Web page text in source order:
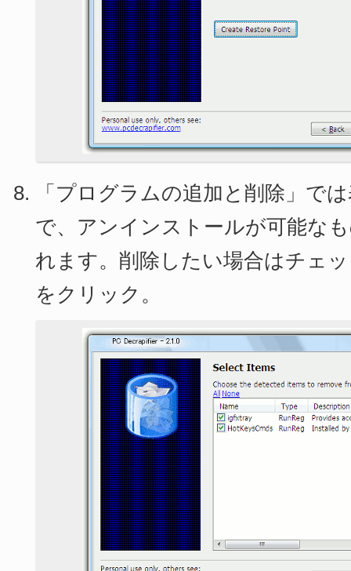
「プログラムの追加と削除」で
で、アンインストールが可能な
れます。削除したい場合はチェ
をクリック。